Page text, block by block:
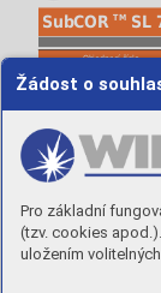
Žádost o
Pro základní
(tzv. cookies
uložením
SubCOR TM SL
Objednací číslo
SC7351D5D40